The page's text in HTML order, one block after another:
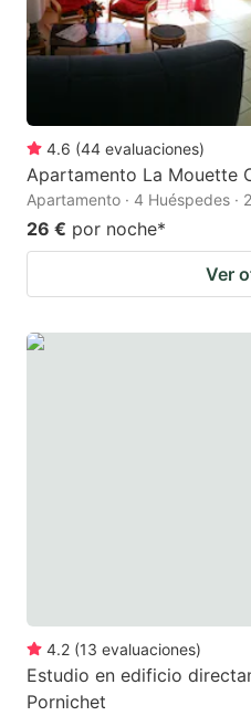
4.6 (44 evaluaciones)
Apartamento La Mouette
Apartamento · 4 Huéspedes ·
26 € por noche*
Ver
4.2 (13 evaluaciones)
Estudio en edificio
Pornichet